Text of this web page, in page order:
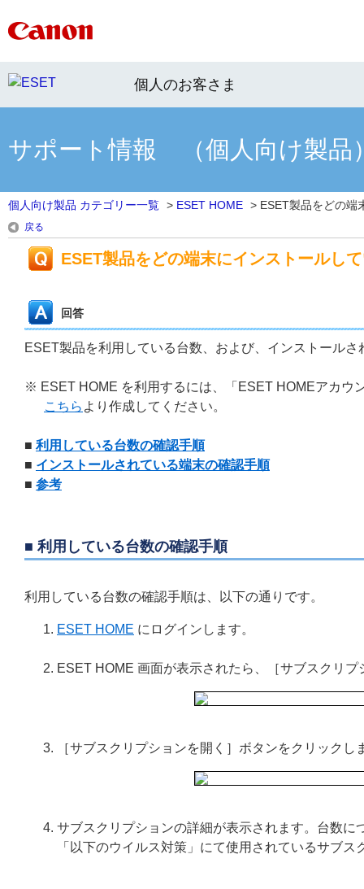
個人のお客さま
サポート情報 （個人向け製品
個人向け製品 カテゴリー一覧 > ESET HOME > ESET製品をどの端
戻る
ESET製品をどの端末にインストールし
回答
ESET製品を利用している台数、および、インストール
※ ESET HOME を利用するには、「ESET HOMEアカウ
こちら より作成してください。
■ 利用している台数の確認手順
■ インストールされている端末の確認手順
■ 参考
■ 利用している台数の確認手順
利用している台数の確認手順は、以下の通りです。
ESET HOME にログインします。
ESET HOME 画面が表示されたら、［サブスクリ
［サブスクリプションを開く］ボタンをクリックし
サブスクリプションの詳細が表示されます。台数
「以下のウイルス対策」にて使用されているサブ